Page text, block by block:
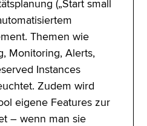
(„Start small
Themen wie
Monitoring, Alerts,
Instances
Zudem wird
eigene Features zur
– wenn man sie